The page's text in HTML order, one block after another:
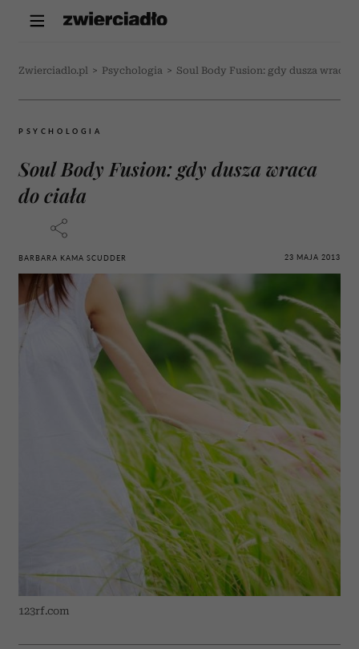
Zwierciadlo.pl > Psychologia > Soul Body Fusion: gdy dusza wraca
PSYCHOLOGIA
Soul Body Fusion: gdy dusza wraca
do ciała
BARBARA KAMA SCUDDER 23 MAJA 2013
123rf.com